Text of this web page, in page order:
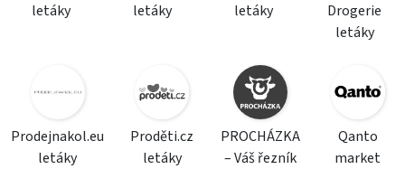
letáky
letáky
letáky
Drogerie
letáky
Prodejnakol.eu
letáky
Proděti.cz
letáky
PROCHÁZKA
– Váš řezník
Qanto
market